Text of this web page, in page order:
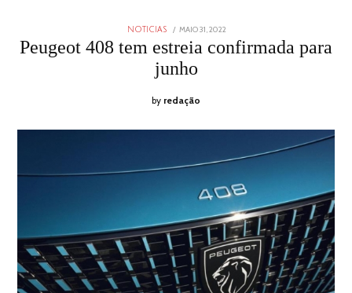
NOTICIAS
POSTED
MAIO 31, 2022
2022
Peugeot 408 tem estreia confirmada para
junho
by redação